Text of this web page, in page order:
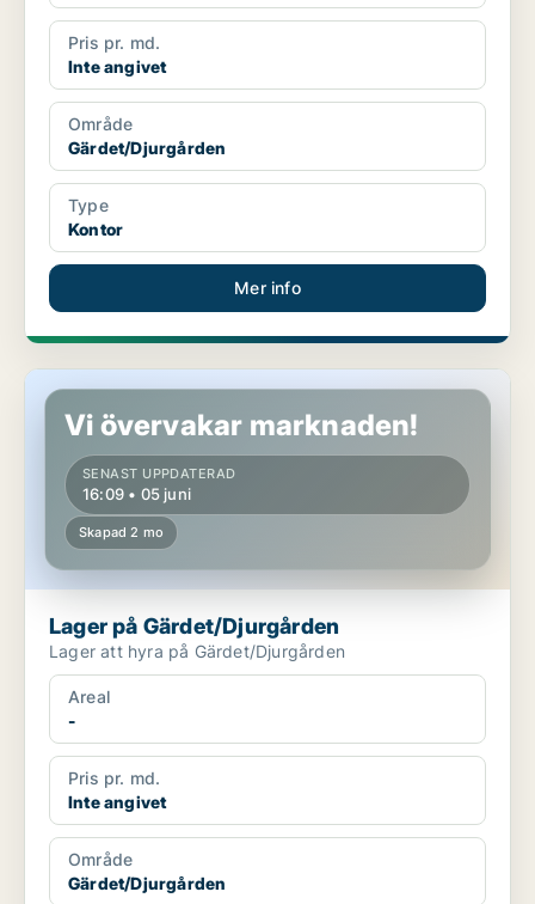
Pris pr. md.
Inte angivet
Område
Gärdet/Djurgården
Type
Kontor
Mer info
Lager på Gärdet/Djurgården
Vi övervakar marknaden!
SENAST UPPDATERAD
16:09 • 05 juni
Skapad 2 mo
Lager på Gärdet/Djurgården
Lager att hyra på Gärdet/Djurgården
Areal
-
Pris pr. md.
Inte angivet
Område
Gärdet/Djurgården